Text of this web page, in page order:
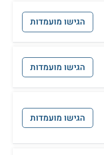
הגישו מועמדות
הגישו מועמדות
הגישו מועמדות